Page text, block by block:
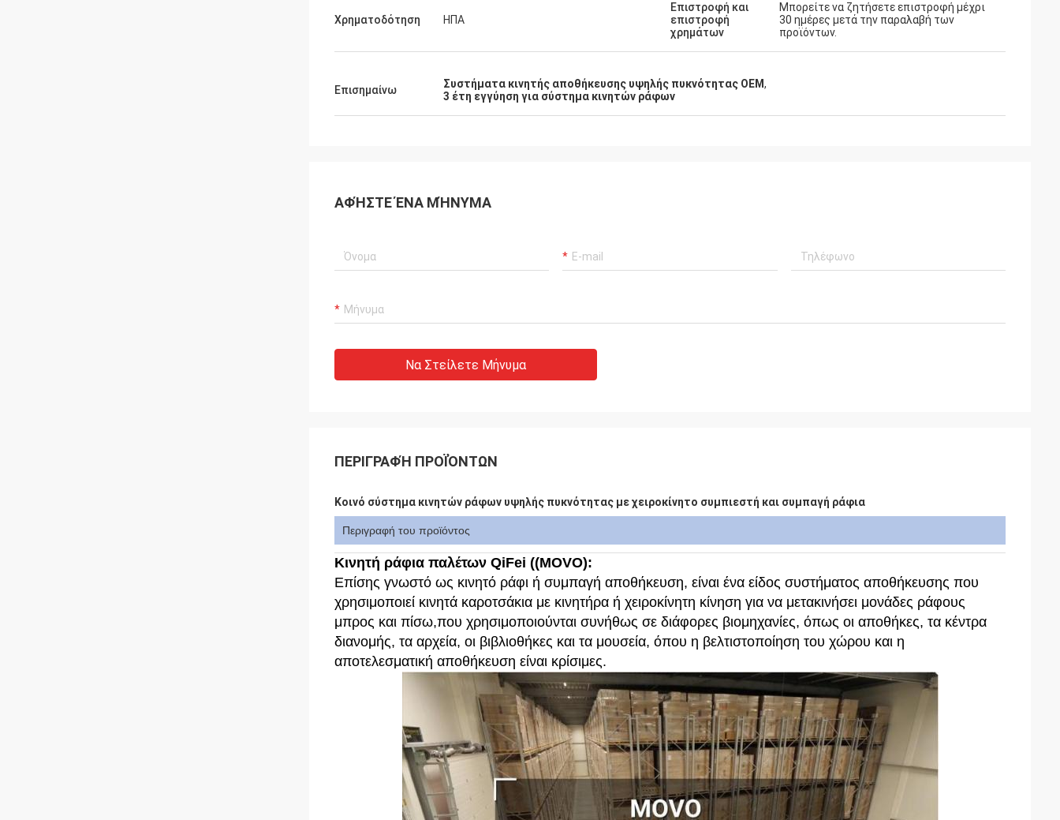
Χρηματοδότηση ΗΠΑ
Επιστροφή και
επιστροφή
χρημάτων
Μπορείτε να ζητήσετε επιστροφή μέχρι
30 ημέρες μετά την παραλαβή των
προϊόντων.
Επισημαίνω Συστήματα κινητής αποθήκευσης υψηλής πυκνότητας OEM,
3 έτη εγγύηση για σύστημα κινητών ράφων
ΑΦΉΣΤΕ ΈΝΑ ΜΉΝΥΜΑ
Να Στείλετε Μήνυμα
ΠΕΡΙΓΡΑΦΉ ΠΡΟΪΌΝΤΩΝ
Κοινό σύστημα κινητών ράφων υψηλής πυκνότητας με χειροκίνητο συμπιεστή και συμπαγή ράφια
Περιγραφή του προϊόντος
Κινητή ράφια παλέτων QiFei ((MOVO):
Επίσης γνωστό ως κινητό ράφι ή συμπαγή αποθήκευση, είναι ένα είδος συστήματος αποθήκευσης που
χρησιμοποιεί κινητά καροτσάκια με κινητήρα ή χειροκίνητη κίνηση για να μετακινήσει μονάδες ράφους
μπρος και πίσω,που χρησιμοποιούνται συνήθως σε διάφορες βιομηχανίες, όπως οι αποθήκες, τα κέντρα
διανομής, τα αρχεία, οι βιβλιοθήκες και τα μουσεία, όπου η βελτιστοποίηση του χώρου και η
αποτελεσματική αποθήκευση είναι κρίσιμες.